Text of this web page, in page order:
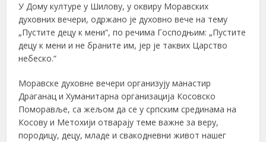
У Дому културе у Шилову, у оквиру Моравских
духовних вечери, одржано је духовно вече на тему
„Пустите децу к мени“, по речима Господњим: „Пустите
децу к мени и не браните им, јер је таквих Царство
небеско.“
Моравске духовне вечери организују манастир
Драганац и Хуманитарна организација Косовско
Поморавље, са жељом да се у српским срединама на
Косову и Метохији отварају теме важне за веру,
породицу, децу, младе и свакодневни живот нашег